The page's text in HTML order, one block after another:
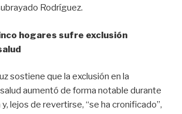
Rodríguez.
hogares sufre exclusión
sostiene que la exclusión en la
aumentó de forma notable durante
y, lejos de revertirse, “se ha cronificado”,